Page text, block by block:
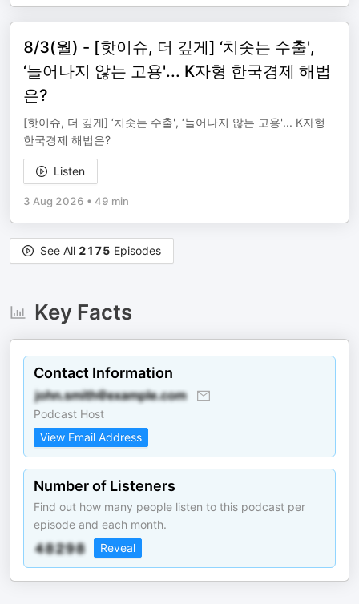
8/3(월) - [핫이슈, 더 깊게] ‘치솟는 수출',
‘늘어나지 않는 고용'... K자형 한국경제 해법
은?
[핫이슈, 더 깊게] ‘치솟는 수출', ‘늘어나지 않는 고용'... K자형
한국경제 해법은?
Listen
3 Aug 2026 • 49 min
See All 2175 Episodes
Key Facts
Contact Information
Podcast Host
View Email Address
Number of Listeners
Find out how many people listen to this podcast per
episode and each month.
Reveal